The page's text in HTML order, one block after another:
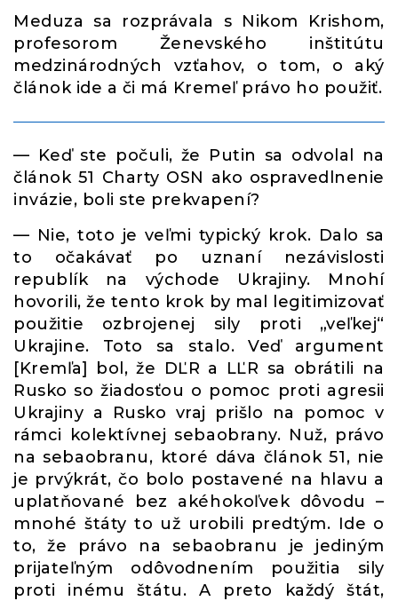
Meduza sa rozprávala s Nikom Krishom,
profesorom Ženevského inštitútu
medzinárodných vzťahov, o tom, o aký
článok ide a či má Kremeľ právo ho použiť.
— Keď ste počuli, že Putin sa odvolal na
článok 51 Charty OSN ako ospravedlnenie
invázie, boli ste prekvapení?
— Nie, toto je veľmi typický krok. Dalo sa
to očakávať po uznaní nezávislosti
republík na východe Ukrajiny. Mnohí
hovorili, že tento krok by mal legitimizovať
použitie ozbrojenej sily proti „veľkej“
Ukrajine. Toto sa stalo. Veď argument
[Kremľa] bol, že DĽR a LĽR sa obrátili na
Rusko so žiadosťou o pomoc proti agresii
Ukrajiny a Rusko vraj prišlo na pomoc v
rámci kolektívnej sebaobrany. Nuž, právo
na sebaobranu, ktoré dáva článok 51, nie
je prvýkrát, čo bolo postavené na hlavu a
uplatňované bez akéhokoľvek dôvodu –
mnohé štáty to už urobili predtým. Ide o
to, že právo na sebaobranu je jediným
prijateľným odôvodnením použitia sily
proti inému štátu. A preto každý štát,